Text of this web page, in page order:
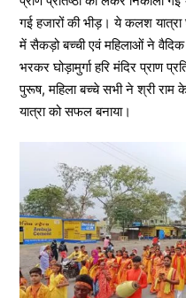
गई हजारों की भीड़। ये कलश यात्रा
में सैकड़ो बच्ची एवं महिलाओं ने
भरकर घोड़ामुर्गा हरि मंदिर प्राण
पुरूष, महिला बच्चे सभी ने श्री
यात्रा को सफल बनाया।